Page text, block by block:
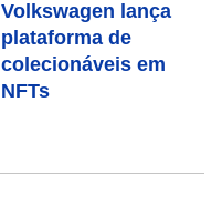
Volkswagen lança
plataforma de
colecionáveis em
NFTs